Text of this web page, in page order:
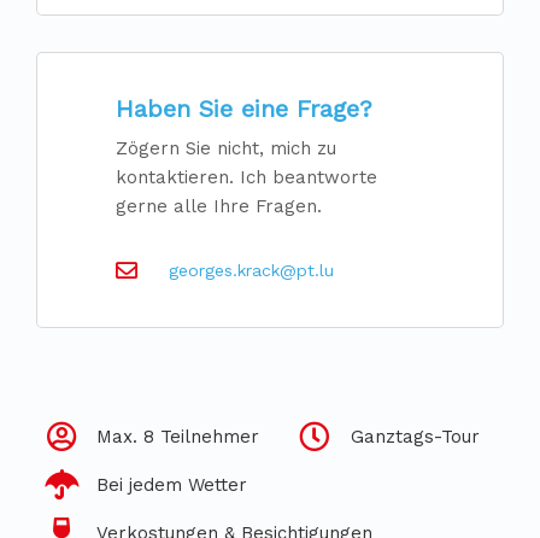
Max. 8 Teilnehmer Ganztags-Tour
Bei jedem Wetter
Verkostungen & Besichtigungen
Haben Sie eine Frage?
Zögern Sie nicht, mich zu
kontaktieren. Ich beantworte
gerne alle Ihre Fragen.
georges.krack@pt.lu